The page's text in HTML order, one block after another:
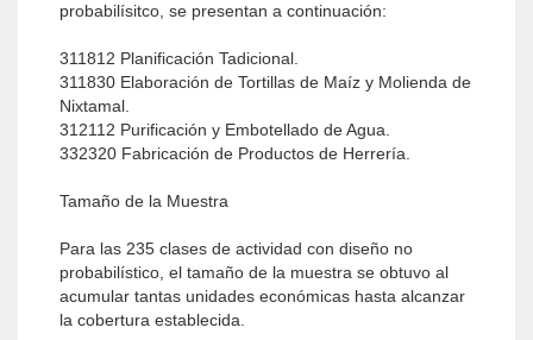
probabilísitco, se presentan a continuación:
311812 Planificación Tadicional.
311830 Elaboración de Tortillas de Maíz y Molienda de
Nixtamal.
312112 Purificación y Embotellado de Agua.
332320 Fabricación de Productos de Herrería.
Tamaño de la Muestra
Para las 235 clases de actividad con diseño no
probabilístico, el tamaño de la muestra se obtuvo al
acumular tantas unidades económicas hasta alcanzar
la cobertura establecida.